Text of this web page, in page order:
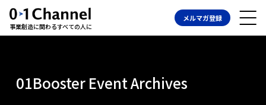
事業創造に関わるすべての人に
メルマガ登録
01Booster Event Archives